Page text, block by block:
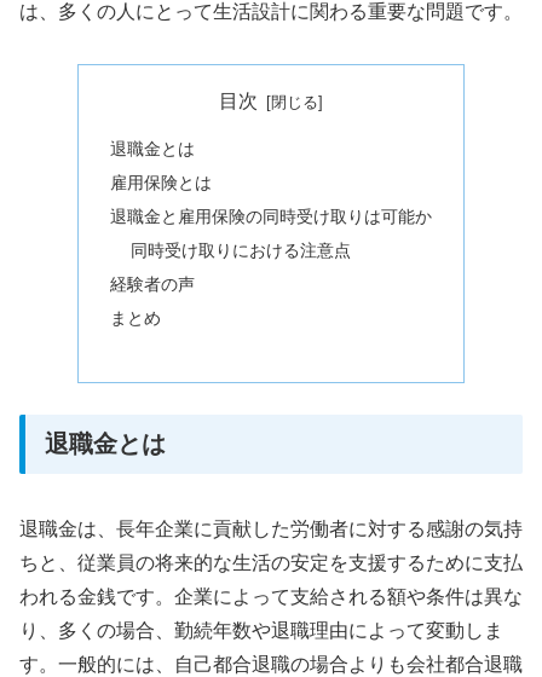
は、多くの人にとって生活設計に関わる重要な問題です。
目次
退職金とは
雇用保険とは
退職金と雇用保険の同時受け取りは可能か
同時受け取りにおける注意点
経験者の声
まとめ
退職金とは
退職金は、長年企業に貢献した労働者に対する感謝の気持
ちと、従業員の将来的な生活の安定を支援するために支払
われる金銭です。企業によって支給される額や条件は異な
り、多くの場合、勤続年数や退職理由によって変動しま
す。一般的には、自己都合退職の場合よりも会社都合退職